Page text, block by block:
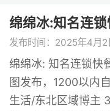
绵绵冰:知名连
发布时间：2025年4月2
绵绵冰: 知名连锁快
图发布，1200以内
生活/东北区域博主